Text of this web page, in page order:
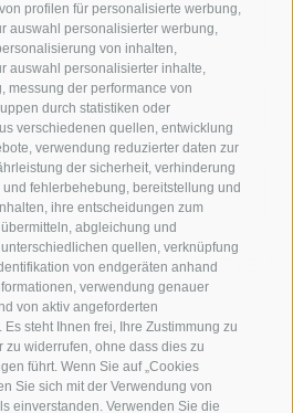
profilen für personalisierte werbung,
auswahl personalisierter werbung,
von inhalten,
auswahl personalisierter inhalte,
messung der performance von
durch statistiken oder
verschiedenen quellen, entwicklung
verwendung reduzierter daten zur
der sicherheit, verhinderung
fehlerbehebung, bereitstellung und
ihre entscheidungen zum
abgleichung und
quellen, verknüpfung
von endgeräten anhand
verwendung genauer
von aktiv angeforderten
steht Ihnen frei, Ihre Zustimmung zu
widerrufen, ohne dass dies zu
führt. Wenn Sie auf „Cookies
Sie sich mit der Verwendung von
einverstanden. Verwenden Sie die
WETTER